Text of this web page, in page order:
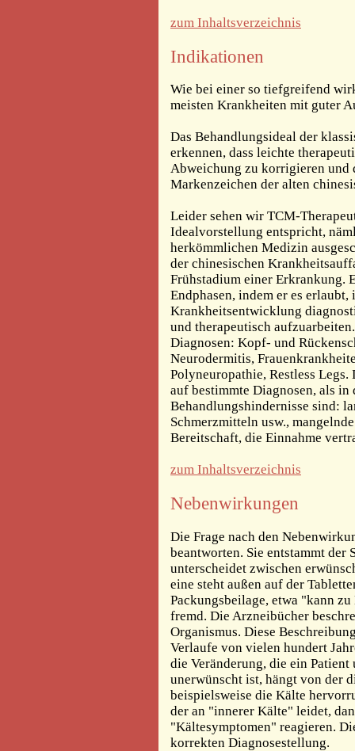
zum Inhaltsverzeichnis
Indikationen
Wie bei einer so tiefgreifend
meisten Krankheiten mit guter
Das Behandlungsideal der
erkennen, dass leichte
Abweichung zu korrigieren und
Markenzeichen der alten
Leider sehen wir TCM-
Idealvorstellung entspricht,
herkömmlichen Medizin
der chinesischen
Frühstadium einer Erkrankung.
Endphasen, indem er es
Krankheitsentwicklung
und therapeutisch
Diagnosen: Kopf- und
Neurodermitis,
Polyneuropathie, Restless
auf bestimmte Diagnosen, als
Behandlungshindernisse sind:
Schmerzmitteln usw.,
Bereitschaft, die Einnahme
zum Inhaltsverzeichnis
Nebenwirkungen
Die Frage nach den
beantworten. Sie entstammt der
unterscheidet zwischen
eine steht außen auf der
Packungsbeilage, etwa "kann
fremd. Die Arzneibücher
Organismus. Diese
Verlaufe von vielen hundert
die Veränderung, die ein
unerwünscht ist, hängt von der
beispielsweise die Kälte
der an "innerer Kälte" leidet,
"Kältesymptomen" reagieren.
korrekten Diagnosestellung.